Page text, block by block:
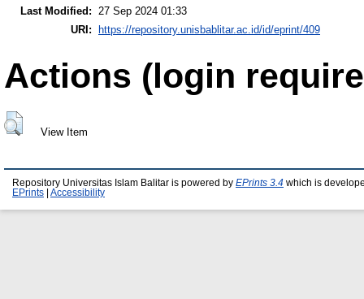
Last Modified: 27 Sep 2024 01:33
URI:
https://repository.unisbablitar.ac.id/id/eprint/409
Actions (login
View Item
Repository Universitas Islam Balitar is powered by EPrints 3.4 which is
EPrints
Accessibility